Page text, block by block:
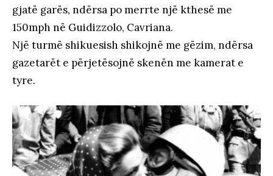
gjatë garës, ndërsa po merrte një kthesë me
150mph në Guidizzolo, Cavriana.
Një turmë shikuesish shikojnë me gëzim, ndërsa
gazetarët e përjetësojnë skenën me kamerat e
tyre.